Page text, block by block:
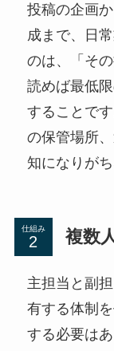
投稿の企画
成まで、日
のは、「そ
読めば最低
することで
の保管場所
知になりが
仕組み 複数
主担当と副
有する体制
する必要は